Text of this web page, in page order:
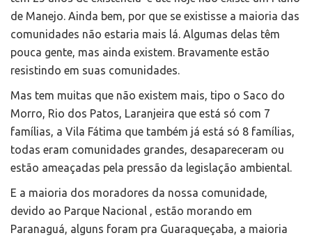
de Manejo. Ainda bem, por que se existisse a maioria das
comunidades não estaria mais lá. Algumas delas têm
pouca gente, mas ainda existem. Bravamente estão
resistindo em suas comunidades.
Mas tem muitas que não existem mais, tipo o Saco do
Morro, Rio dos Patos, Laranjeira que está só com 7
famílias, a Vila Fátima que também já está só 8 famílias,
todas eram comunidades grandes, desapareceram ou
estão ameaçadas pela pressão da legislação ambiental.
E a maioria dos moradores da nossa comunidade,
devido ao Parque Nacional , estão morando em
Paranaguá, alguns foram pra Guaraqueçaba, a maioria